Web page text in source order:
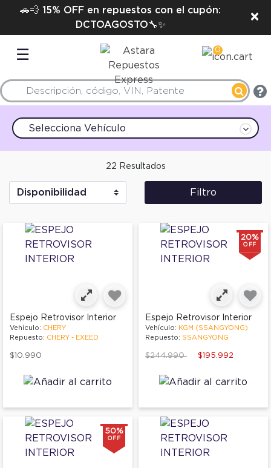
🚗💨 15% OFF en repuestos con el cupón:
DCTOAGOSTO🔧✨
×
☰ 0
Selecciona Vehículo
22 Resultados
Filtro
Espejo Retrovisor Interior
Vehículo: CHERY
Repuesto: CHERY - EXEED
$10.990
20%
OFF
Espejo Retrovisor Interior
Vehículo: KGM (SSANGYONG)
Repuesto: SSANGYONG
Price reduced from
$244.990to $195.992
50%
OFF